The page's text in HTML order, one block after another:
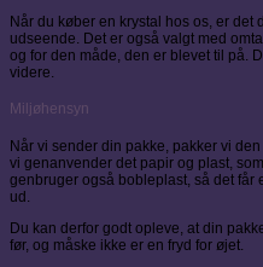
Når du køber en krystal hos os, er det
udseende. Det er også valgt med
og for den måde, den er blevet til på.
videre.
Miljøhensyn
Når vi sender din pakke, pakker vi
vi genanvender det papir og plast,
genbruger også bobleplast, så det får
ud.
Du kan derfor godt opleve, at din
før, og måske ikke er en fryd for øjet.